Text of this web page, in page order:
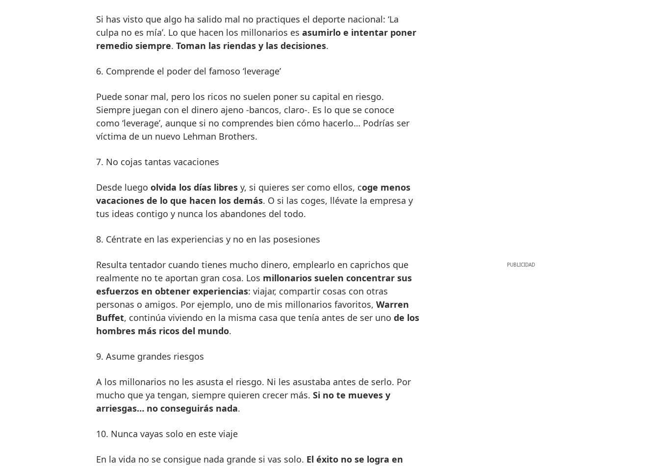
Si has visto que algo ha salido mal no practiques el deporte nacional: ‘La
culpa no es mía’. Lo que hacen los millonarios es asumirlo e intentar poner
remedio siempre. Toman las riendas y las decisiones.
6. Comprende el poder del famoso ‘leverage’
Puede sonar mal, pero los ricos no suelen poner su capital en riesgo.
Siempre juegan con el dinero ajeno -bancos, claro-. Es lo que se conoce
como ‘leverage’, aunque si no comprendes bien cómo hacerlo… Podrías ser
víctima de un nuevo Lehman Brothers.
7. No cojas tantas vacaciones
Desde luego olvida los días libres y, si quieres ser como ellos, coge menos
vacaciones de lo que hacen los demás. O si las coges, llévate la empresa y
tus ideas contigo y nunca los abandones del todo.
8. Céntrate en las experiencias y no en las posesiones
Resulta tentador cuando tienes mucho dinero, emplearlo en caprichos que
realmente no te aportan gran cosa. Los millonarios suelen concentrar sus
esfuerzos en obtener experiencias: viajar, compartir cosas con otras
personas o amigos. Por ejemplo, uno de mis millonarios favoritos, Warren
Buffet, continúa viviendo en la misma casa que tenía antes de ser uno de los
hombres más ricos del mundo.
9. Asume grandes riesgos
A los millonarios no les asusta el riesgo. Ni les asustaba antes de serlo. Por
mucho que ya tengan, siempre quieren crecer más. Si no te mueves y
arriesgas… no conseguirás nada.
10. Nunca vayas solo en este viaje
En la vida no se consigue nada grande si vas solo. El éxito no se logra en